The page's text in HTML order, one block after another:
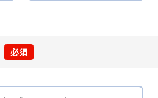
必須